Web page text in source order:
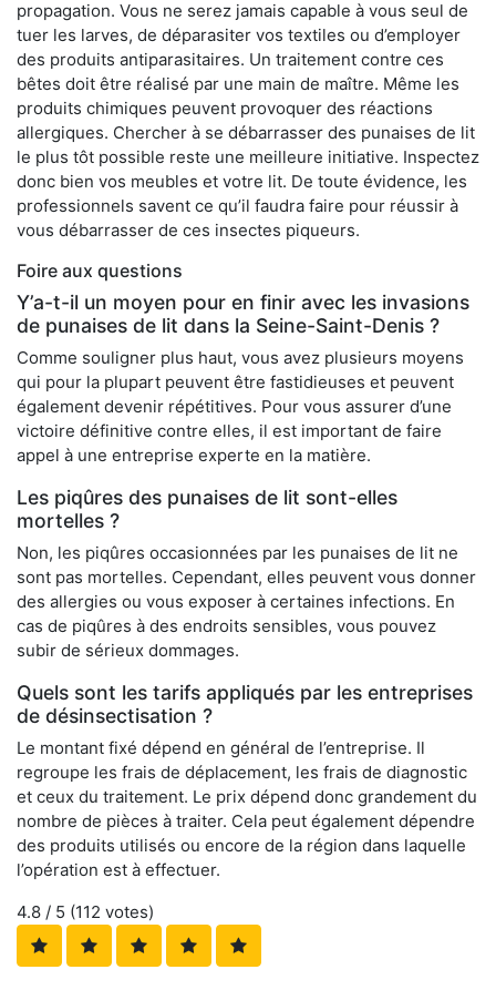
propagation. Vous ne serez jamais capable à vous seul de
tuer les larves, de déparasiter vos textiles ou d’employer
des produits antiparasitaires. Un traitement contre ces
bêtes doit être réalisé par une main de maître. Même les
produits chimiques peuvent provoquer des réactions
allergiques. Chercher à se débarrasser des punaises de lit
le plus tôt possible reste une meilleure initiative. Inspectez
donc bien vos meubles et votre lit. De toute évidence, les
professionnels savent ce qu’il faudra faire pour réussir à
vous débarrasser de ces insectes piqueurs.
Foire aux questions
Y’a-t-il un moyen pour en finir avec les invasions
de punaises de lit dans la Seine-Saint-Denis ?
Comme souligner plus haut, vous avez plusieurs moyens
qui pour la plupart peuvent être fastidieuses et peuvent
également devenir répétitives. Pour vous assurer d’une
victoire définitive contre elles, il est important de faire
appel à une entreprise experte en la matière.
Les piqûres des punaises de lit sont-elles
mortelles ?
Non, les piqûres occasionnées par les punaises de lit ne
sont pas mortelles. Cependant, elles peuvent vous donner
des allergies ou vous exposer à certaines infections. En
cas de piqûres à des endroits sensibles, vous pouvez
subir de sérieux dommages.
Quels sont les tarifs appliqués par les entreprises
de désinsectisation ?
Le montant fixé dépend en général de l’entreprise. Il
regroupe les frais de déplacement, les frais de diagnostic
et ceux du traitement. Le prix dépend donc grandement du
nombre de pièces à traiter. Cela peut également dépendre
des produits utilisés ou encore de la région dans laquelle
l’opération est à effectuer.
4.8 / 5 (112 votes)